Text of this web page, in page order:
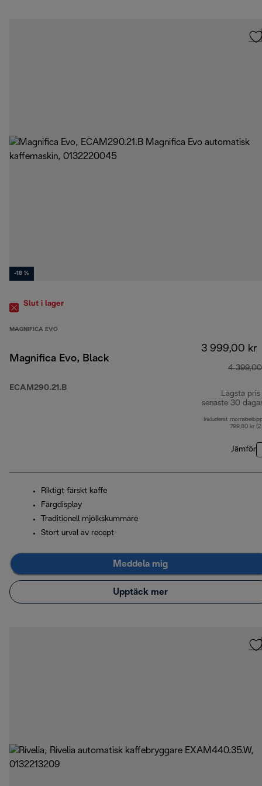
-18 %
Slut i lager
MAGNIFICA EVO
Magnifica Evo, Black
ECAM290.21.B
3 999,00 kr
4
Lägsta pris
senaste 30
Inkluderat
799,80 kr
Jämför
Riktigt färskt kaffe
Färgdisplay
Traditionell mjölkskummare
Stort urval av recept
Meddela mig
Upptäck mer